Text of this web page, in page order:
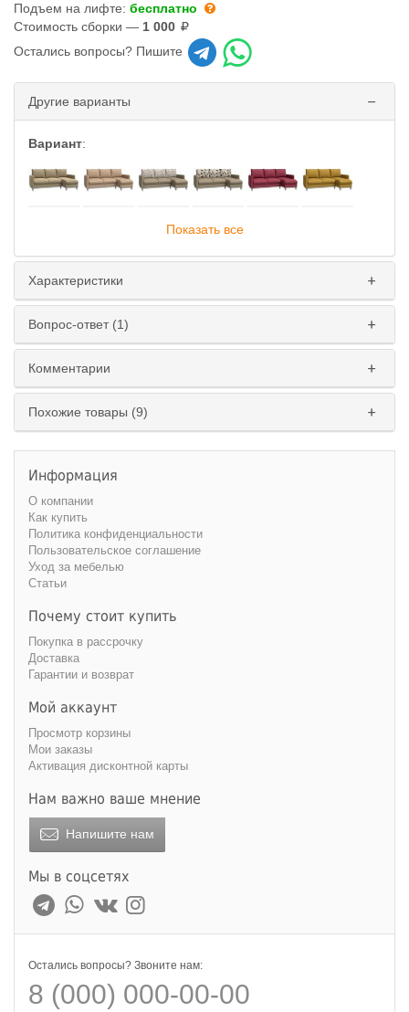
Подъем на лифте: бесплатно
Стоимость сборки — 1 000
Остались вопросы? Пишите
Другие варианты
Вариант:
Показать все
Характеристики
Вопрос-ответ (1)
Комментарии
Похожие товары (9)
Информация
О компании
Как купить
Политика конфиденциальности
Пользовательское соглашение
Уход за мебелью
Статьи
Почему стоит купить
Покупка в рассрочку
Доставка
Гарантии и возврат
Мой аккаунт
Просмотр корзины
Мои заказы
Активация дисконтной карты
Нам важно ваше мнение
Напишите нам
Мы в соцсетях
Остались вопросы? Звоните нам:
8 (000) 000-00-00